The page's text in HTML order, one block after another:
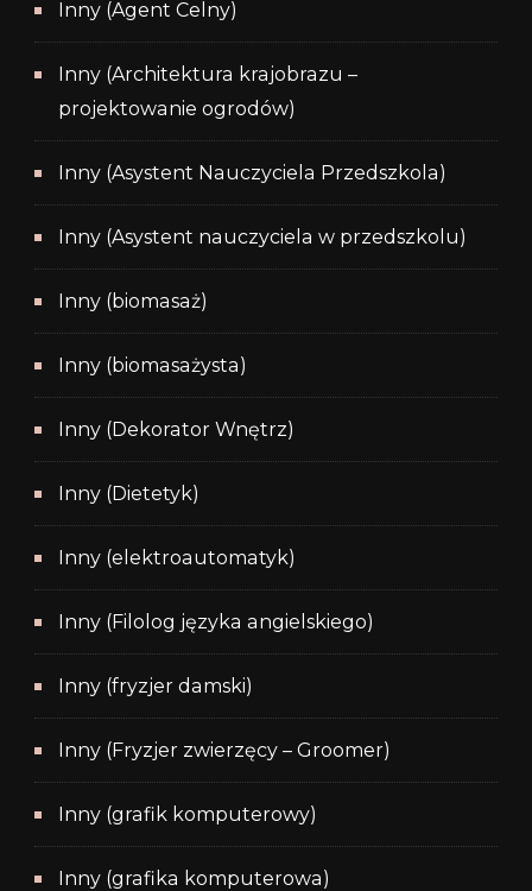
Inny (Agent Celny)
Inny (Architektura krajobrazu –
projektowanie ogrodów)
Inny (Asystent Nauczyciela Przedszkola)
Inny (Asystent nauczyciela w przedszkolu)
Inny (biomasaż)
Inny (biomasażysta)
Inny (Dekorator Wnętrz)
Inny (Dietetyk)
Inny (elektroautomatyk)
Inny (Filolog języka angielskiego)
Inny (fryzjer damski)
Inny (Fryzjer zwierzęcy – Groomer)
Inny (grafik komputerowy)
Inny (grafika komputerowa)